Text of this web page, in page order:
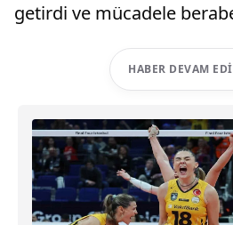
getirdi ve mücadele
HABER DEVAM